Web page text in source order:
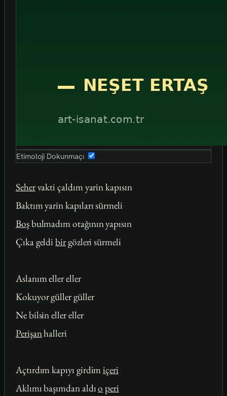
Etimoloji Dokunmaçı
Sehervakti çaldım yarin kapısın
Baktım yarin kapıları sürmeli
Boşbulmadım otağının yapısın
Çıka geldibirgözleri sürmeli
Aslanım eller eller
Kokuyor güller güller
Ne bilsin eller eller
Perişanhalleri
Açtırdım kapıyı girdimiçeri
Aklımı başımdan aldıo peri